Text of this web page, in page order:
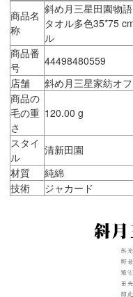
商品名
称
斜め月三星田園物
タオル多色35*75
ル
商品番
号
44498480559
店舗
斜め月三星家紡オ
商品の
毛の重
さ
120.00 g
スタイ
ル
清新田園
材質
純綿
技術
ジャカード